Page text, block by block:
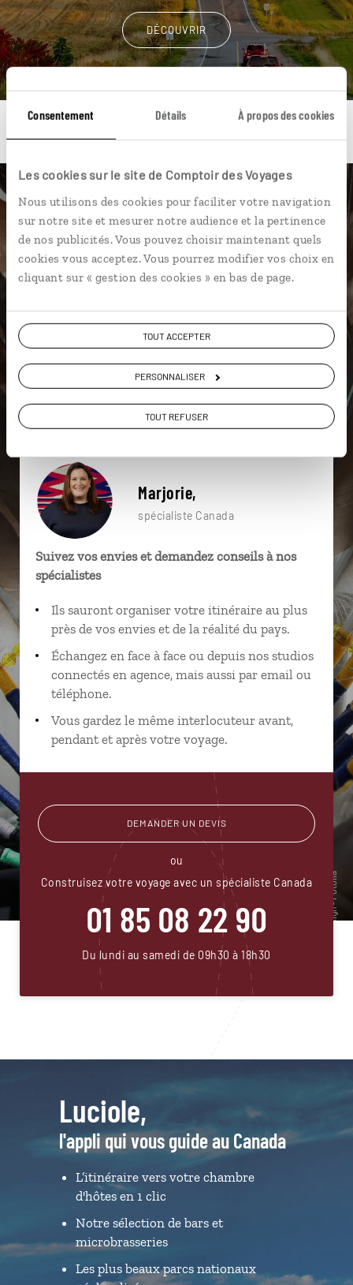
Consentement Détails À propos des cookies
Les cookies sur le site de Comptoir des Voyages
Nous utilisons des cookies pour faciliter votre navigation
sur notre site et mesurer notre audience et la pertinence
de nos publicités. Vous pouvez choisir maintenant quels
cookies vous acceptez. Vous pourrez modifier vos choix en
cliquant sur « gestion des cookies » en bas de page.
TOUT ACCEPTER
PERSONNALISER
TOUT REFUSER
DÉCOUVRIR
Une envie de voyage
particulière ?
Archipel de Mingan Baleine Bas Saint-Laurent
Baleine Bas Saint-Laurent
Baie des Sept Îles
Marjorie,
spécialiste Canada
Suivez vos envies et demandez conseils à nos
spécialistes
Ils sauront organiser votre itinéraire au plus
près de vos envies et de la réalité du pays.
Échangez en face à face ou depuis nos studios
connectés en agence, mais aussi par email ou
téléphone.
Vous gardez le même interlocuteur avant,
pendant et après votre voyage.
DEMANDER UN DEVIS
ou
Construisez votre voyage avec un spécialiste Canada
01 85 08 22 90
Du lundi au samedi de 09h30 à 18h30
Luciole,
l'appli qui vous guide au Canada
L’itinéraire vers votre chambre
d'hôtes en 1 clic
Notre sélection de bars et
microbrasseries
Les plus beaux parcs nationaux